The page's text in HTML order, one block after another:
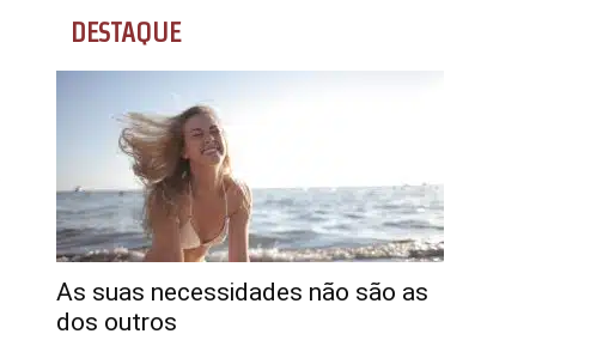
DESTAQUE
As suas necessidades não são as
dos outros